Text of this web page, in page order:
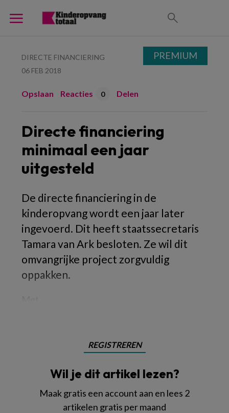
DIRECTE FINANCIERING
06 FEB 2018
Opslaan Reacties 0 Delen
Directe financiering
minimaal een jaar
uitgesteld
De directe financiering in de
kinderopvang wordt een jaar later
ingevoerd. Dit heeft staatssecretaris
Tamara van Ark besloten. Ze wil dit
omvangrijke project zorgvuldig
oppakken.
REGISTREREN
Wil je dit artikel lezen?
Maak gratis een account aan en lees 2
artikelen gratis per maand
PREMIUM